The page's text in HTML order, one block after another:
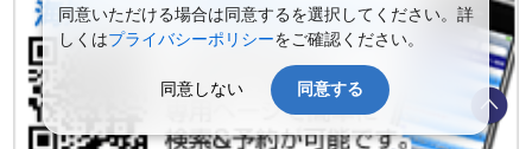
同意いただける場合は同意するを選択してください。詳
しくはプライバシーポリシーをご確認ください。
同意しない 同意する